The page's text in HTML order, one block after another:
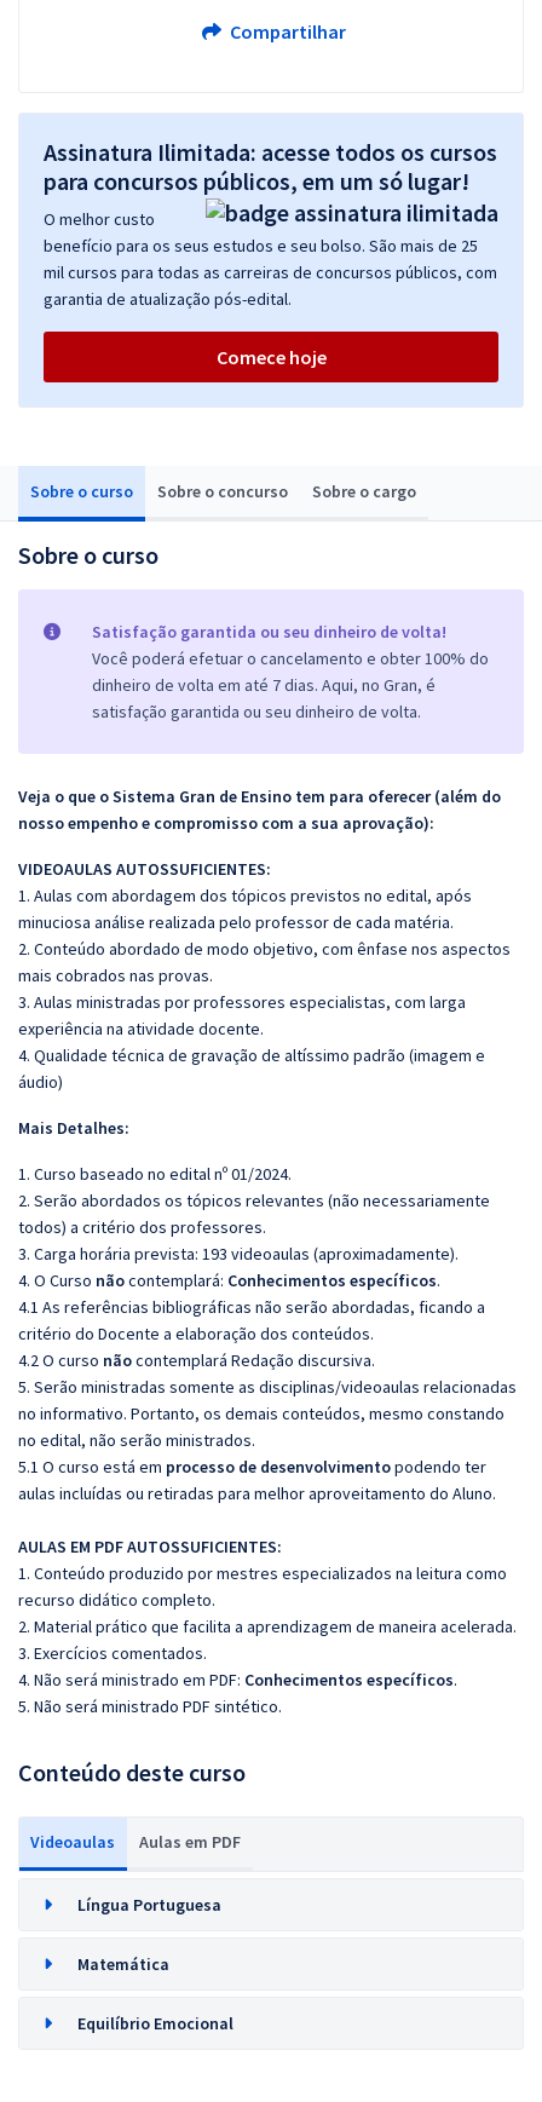
Sobre o curso Sobre o concurso Sobre o cargo
Sobre o curso
Satisfação garantida ou seu dinheiro de volta!
Você poderá efetuar o cancelamento e obter 100% do
dinheiro de volta em até 7 dias. Aqui, no Gran, é
satisfação garantida ou seu dinheiro de volta.
Veja o que o Sistema Gran de Ensino tem para oferecer (além do
nosso empenho e compromisso com a sua aprovação):
VIDEOAULAS AUTOSSUFICIENTES:
1. Aulas com abordagem dos tópicos previstos no edital, após
minuciosa análise realizada pelo professor de cada matéria.
2. Conteúdo abordado de modo objetivo, com ênfase nos aspectos
mais cobrados nas provas.
3. Aulas ministradas por professores especialistas, com larga
experiência na atividade docente.
4. Qualidade técnica de gravação de altíssimo padrão (imagem e
áudio)
Mais Detalhes:
1. Curso baseado no edital nº 01/2024.
2. Serão abordados os tópicos relevantes (não necessariamente
todos) a critério dos professores.
3. Carga horária prevista: 193 videoaulas (aproximadamente).
4. O Curso nãocontemplará: Conhecimentos específicos.
4.1 As referências bibliográficas não serão abordadas, ficando a
critério do Docente a elaboração dos conteúdos.
4.2 O curso nãocontemplará Redação discursiva.
5. Serão ministradas somente as disciplinas/videoaulas relacionadas
no informativo. Portanto, os demais conteúdos, mesmo constando
no edital, não serão ministrados.
5.1 O curso está em processo de desenvolvimentopodendo ter
aulas incluídas ou retiradas para melhor aproveitamento do Aluno.
AULAS EM PDF AUTOSSUFICIENTES:
1. Conteúdo produzido por mestres especializados na leitura como
recurso didático completo.
2. Material prático que facilita a aprendizagem de maneira acelerada.
3. Exercícios comentados.
4. Não será ministrado em PDF: Conhecimentos específicos.
5. Não será ministrado PDF sintético.
Conteúdo deste curso
Videoaulas Aulas em PDF
Língua Portuguesa
Matemática
Equilíbrio Emocional
Compartilhar
Assinatura Ilimitada: acesse todos os cursos
para concursos públicos, em um só lugar!
O melhor custo
benefício para os seus estudos e seu bolso. São mais de 25
mil cursos para todas as carreiras de concursos públicos, com
garantia de atualização pós-edital.
Comece hoje